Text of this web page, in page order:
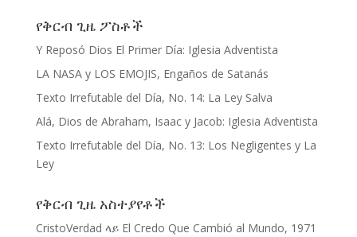
የቅርብ ጊዜ ፖስቶች
Y Reposó Dios El Primer Día: Iglesia Adventista
LA NASA y LOS EMOJIS, Engaños de Satanás
Texto Irrefutable del Día, No. 14: La Ley Salva
Alá, Dios de Abraham, Isaac y Jacob: Iglesia Adventista
Texto Irrefutable del Día, No. 13: Los Negligentes y La
Ley
የቅርብ ጊዜ አስተያየቶች
CristoVerdad ላይ El Credo Que Cambió al Mundo, 1971